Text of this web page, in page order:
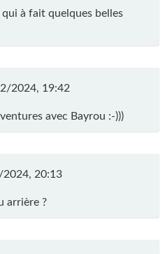
à fait quelques belles
2024, 19:42
avec Bayrou :-)))
20:13
arrière ?